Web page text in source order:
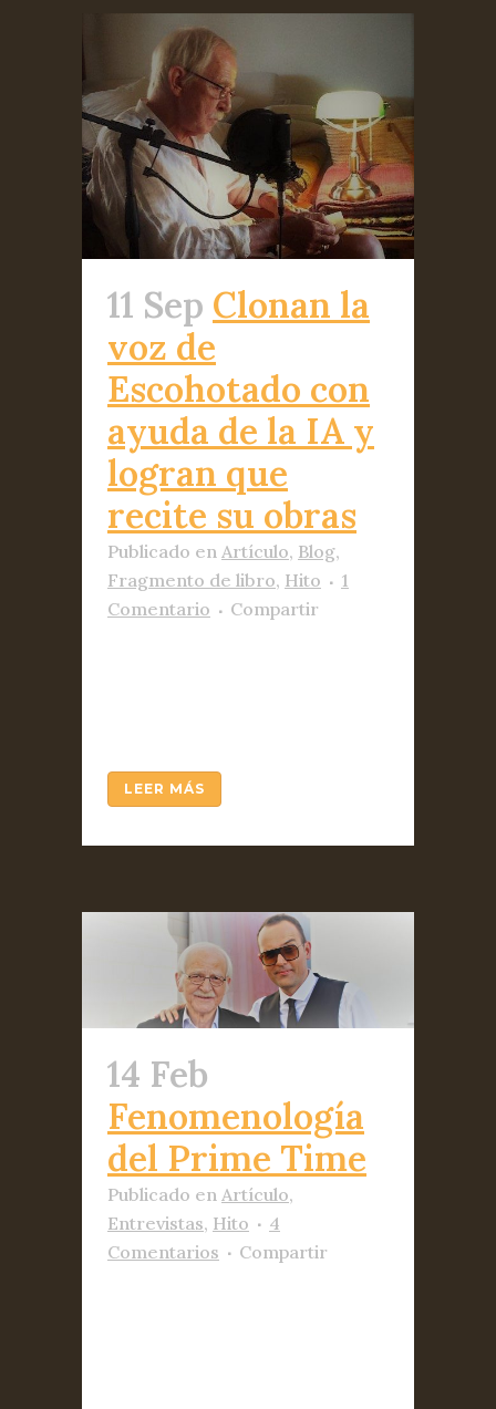
11 Sep Clonan la
voz de
Escohotado con
ayuda de la IA y
logran que
recite su obras
Publicado en Artículo, Blog,
Fragmento de libro, Hito
1
Comentario
Compartir
LEER MÁS
14 Feb
Fenomenología
del Prime Time
Publicado en Artículo,
Entrevistas, Hito
4
Comentarios
Compartir